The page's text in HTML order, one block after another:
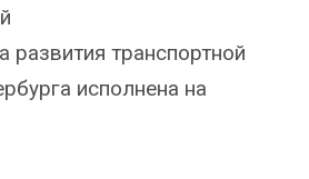
развития транспортной
исполнена на